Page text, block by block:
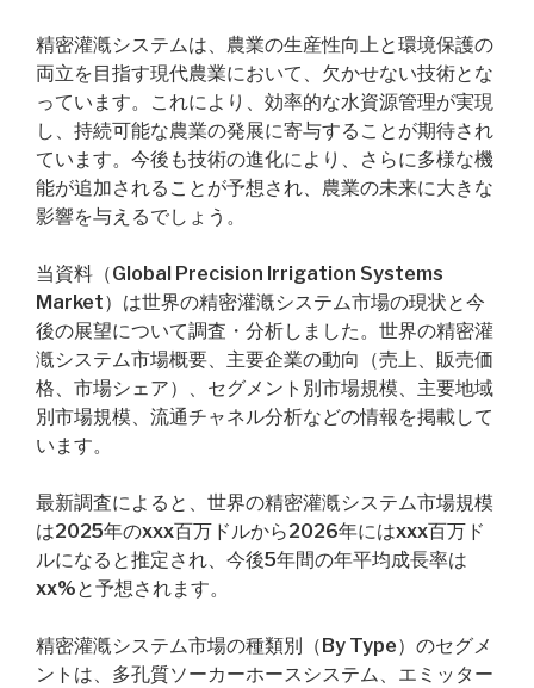
精密灌漑システムは、農業の生産性向上と環境保護の
両立を目指す現代農業において、欠かせない技術とな
っています。これにより、効率的な水資源管理が実現
し、持続可能な農業の発展に寄与することが期待され
ています。今後も技術の進化により、さらに多様な機
能が追加されることが予想され、農業の未来に大きな
影響を与えるでしょう。
当資料（Global Precision Irrigation Systems
Market）は世界の精密灌漑システム市場の現状と今
後の展望について調査・分析しました。世界の精密灌
漑システム市場概要、主要企業の動向（売上、販売価
格、市場シェア）、セグメント別市場規模、主要地域
別市場規模、流通チャネル分析などの情報を掲載して
います。
最新調査によると、世界の精密灌漑システム市場規模
は2025年のxxx百万ドルから2026年にはxxx百万ド
ルになると推定され、今後5年間の年平均成長率は
xx%と予想されます。
精密灌漑システム市場の種類別（By Type）のセグメ
ントは、多孔質ソーカーホースシステム、エミッター